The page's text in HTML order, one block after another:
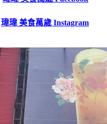
瑋瑋 美食萬歲 Instagram